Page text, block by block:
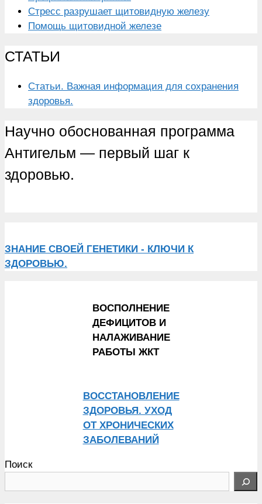
Стресс разрушает щитовидную железу
Помощь щитовидной железе
СТАТЬИ
Статьи. Важная информация для сохранения
здоровья.
Научно обоснованная программа
Антигельм — первый шаг к
здоровью.
ЗНАНИЕ СВОЕЙ ГЕНЕТИКИ - КЛЮЧИ К
ЗДОРОВЬЮ.
ВОСПОЛНЕНИЕ
ДЕФИЦИТОВ И
НАЛАЖИВАНИЕ
РАБОТЫ ЖКТ
ВОССТАНОВЛЕНИЕ
ЗДОРОВЬЯ. УХОД
ОТ ХРОНИЧЕСКИХ
ЗАБОЛЕВАНИЙ
Поиск